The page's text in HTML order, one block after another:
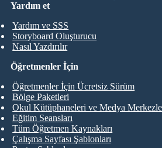
Yardım et
Yardım ve SSS
Storyboard Oluşturucu
Nasıl Yazdırılır
Öğretmenler İçin
Öğretmenler İçin Ücretsiz Sürüm
Bölge Paketleri
Okul Kütüphaneleri ve Medya
Eğitim Seansları
Tüm Öğretmen Kaynakları
Çalışma Sayfası Şablonları